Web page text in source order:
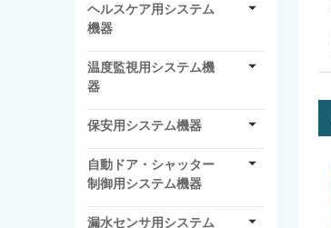
ヘルスケア用システム
機器
温度監視用システム機
器
保安用システム機器
自動ドア・シャッター
制御用システム機器
漏水センサ用システム